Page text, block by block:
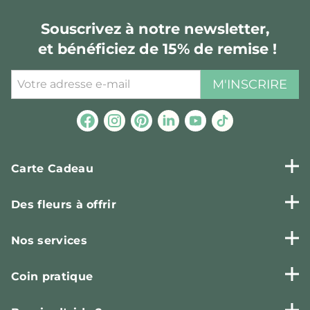
Souscrivez à notre newsletter,
et bénéficiez de 15% de remise !
M'INSCRIRE
Carte Cadeau
Des fleurs à offrir
Nos services
Coin pratique